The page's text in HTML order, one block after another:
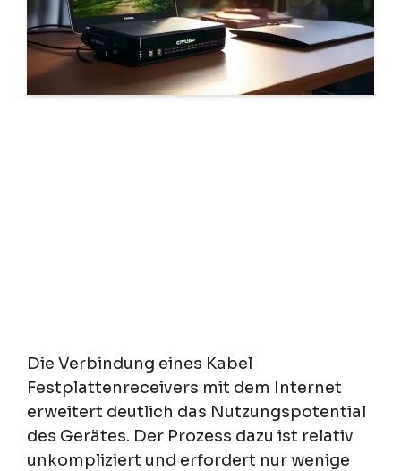
Die Verbindung eines Kabel
Festplattenreceivers mit dem Internet
erweitert deutlich das Nutzungspotential
des Gerätes. Der Prozess dazu ist relativ
unkompliziert und erfordert nur wenige